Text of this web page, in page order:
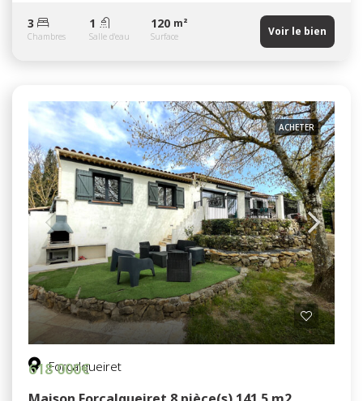
3
Chambres
1
Salle d'eau
120 m²
Surface Voir le bien
ACHETER
Forcalqueiret
618 000€